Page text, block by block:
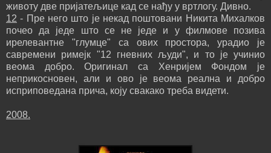
животу две пријатељице кад се нађу у вртлогу. Дивно.
12 - Пре него што је некад поштовани Никита Михалков
почео да једе што се не једе и у филмове позива
ирелевантне "глумце" са ових простора, урадио је
савремени римејк "12 гневних људи", и то је учинио
веома добро. Оригинал са Хенријем Фондом је
неприкосновен, али и ово је веома реална и добро
исприповедана прича, коју свакако треба видети.
2008.